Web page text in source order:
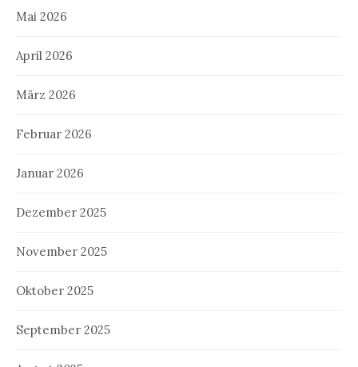
Mai 2026
April 2026
März 2026
Februar 2026
Januar 2026
Dezember 2025
November 2025
Oktober 2025
September 2025